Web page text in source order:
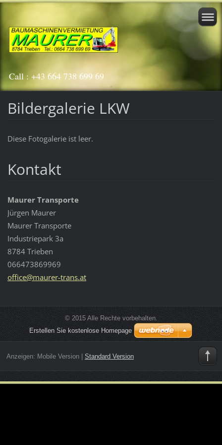
Call : +43 664 738 699 69
Bildergalerie LKW
Diese Fotogalerie ist leer.
Kontakt
Maurer Transporte
Jürgen Maurer
Maurer Transporte
Industriepark 3a
8784 Trieben
066473869969
office@maurer-trans.at
© 2015 Alle Rechte vorbehalten.
Erstellen Sie kostenlose Homepage
Anzeigen: Mobile Version| Standard Version